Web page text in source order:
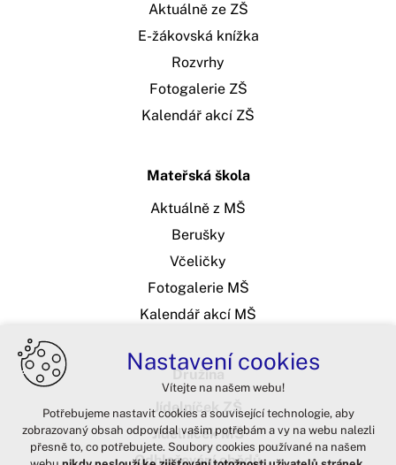
Aktuálně ze ZŠ
E-žákovská knížka
Rozvrhy
Fotogalerie ZŠ
Kalendář akcí ZŠ
Mateřská škola
Aktuálně z MŠ
Berušky
Včeličky
Fotogalerie MŠ
Kalendář akcí MŠ
Družina
Jídelníček ZŠ
Jídelníček MŠ
Odhlašování obědů
Nastavení cookies
Vítejte na našem webu!
Potřebujeme nastavit cookies a související technologie, aby
zobrazovaný obsah odpovídal vašim potřebám a vy na webu nalezli
přesně to, co potřebujete. Soubory cookies používané na našem